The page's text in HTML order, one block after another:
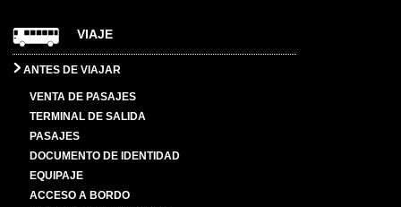
VIAJE
ANTES DE VIAJAR
VENTA DE PASAJES
TERMINAL DE SALIDA
PASAJES
DOCUMENTO DE IDENTIDAD
EQUIPAJE
ACCESO A BORDO